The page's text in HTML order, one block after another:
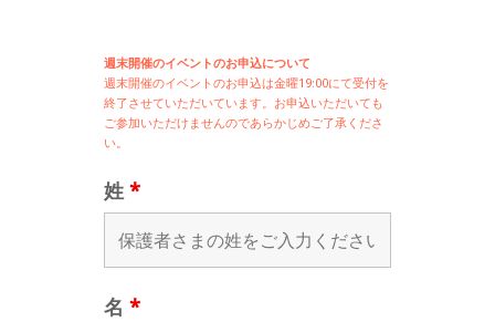
週末開催のイベントのお申込について
週末開催のイベントのお申込は金曜19:00にて受付を
終了させていただいています。お申込いただいても
ご参加いただけませんのであらかじめご了承くださ
い。
姓 *
名 *